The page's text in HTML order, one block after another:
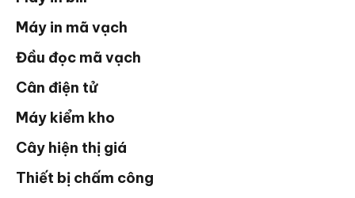
Máy in mã vạch
Đầu đọc mã vạch
Cân điện tử
Máy kiểm kho
Cây hiện thị giá
Thiết bị chấm công